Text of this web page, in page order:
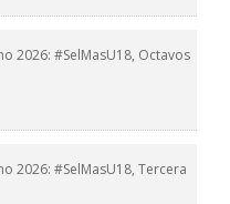
2026: #SelMasU18, Octavos
2026: #SelMasU18, Tercera